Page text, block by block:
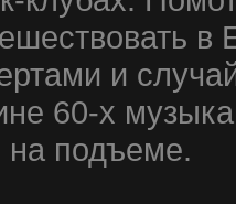
в
и
60-х
подъеме.